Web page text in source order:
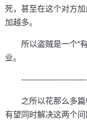
死，甚至在这个对方
加越多。
所以盗贼是一个“
业。
之所以花那么多
有望同时解决这两个问